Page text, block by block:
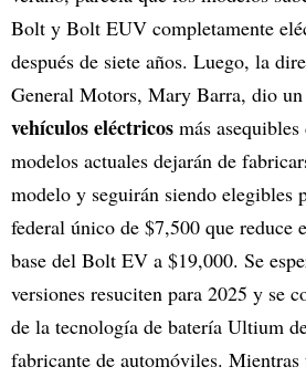
Bolt y Bolt EUV completamente
después de siete años. Luego, la
General Motors, Mary Barra, dio
vehículos eléctricos más
modelos actuales dejarán de
modelo y seguirán siendo elegibles
federal único de $7,500 que reduce
base del Bolt EV a $19,000. Se
versiones resuciten para 2025 y se
de la tecnología de batería Ultium
fabricante de automóviles. Mientras